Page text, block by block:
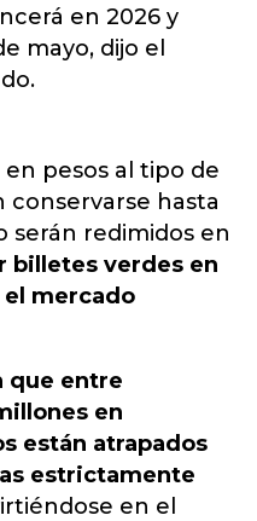
en 2026 y
mayo, dijo el
pesos al tipo de
conservarse hasta
serán redimidos en
billetes verdes en
mercado
que entre
en
están atrapados
estrictamente
en el